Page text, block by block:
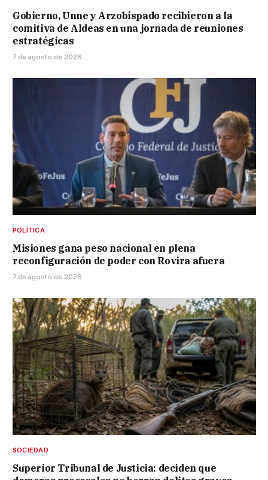
Gobierno, Unne y Arzobispado recibieron a la
comitiva de Aldeas en una jornada de reuniones
estratégicas
7 de agosto de 2026
POLÍTICA
Misiones gana peso nacional en plena
reconfiguración de poder con Rovira afuera
7 de agosto de 2026
SOCIEDAD
Superior Tribunal de Justicia: deciden que